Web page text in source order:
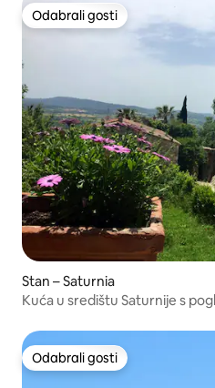
Odabrali gosti
Odabrali gosti
Stan – Saturnia
Kuća u središtu Saturnije s
Odabrali gosti
Odabrali gosti